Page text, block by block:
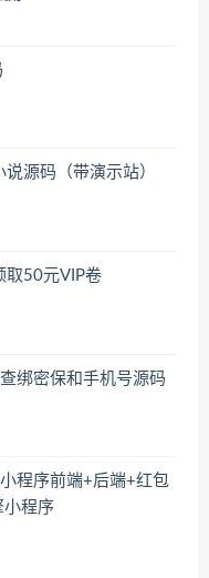
源码（带演示站）
取50元VIP卷
绑密保和手机号源码
程序前端+后端+红包
小程序